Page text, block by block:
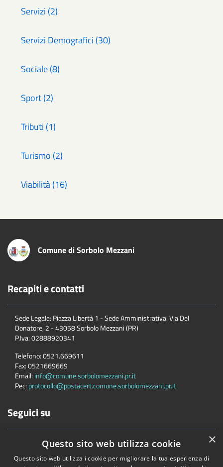
Servizi (2)
Servizi Demografici (30)
Sociale (8)
Sport (2)
Tributi (1)
Turismo (2)
Viabilità (16)
Comune di Sorbolo Mezzani
Recapiti e contatti
Sede Legale: Piazza Libertà 1 - Sede Amministrativa: Via Del
Donatore, 2 - 43058 Sorbolo Mezzani (PR)
P.Iva:02888920341
Telefono:0521.669611
Fax:0521669669
Email: info@comune.sorbolomezzani.pr.it
Pec: protocollo@postacert.comune.sorbolomezzani.pr.it
Seguici su
×
Questo sito web utilizza cookie
Questo sito web utilizza i cookie per migliorare la tua esperienza di